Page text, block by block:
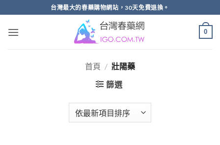
轉
台灣最大的春藥購物網站，30天免費退換。
0
首頁 / 壯陽藥
篩選